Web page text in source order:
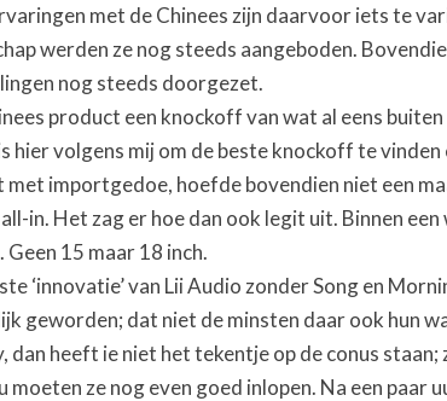
met de Chinees zijn daarvoor iets te
werden ze nog steeds aangeboden.
nog steeds doorgezet.
product een knockoff van wat al eens buiten
hier volgens mij om de beste knockoff te vinden
importgedoe, hoefde bovendien niet een
in. Het zag er hoe dan ook legit uit. Binnen een
15 maar 18 inch.
‘innovatie’ van Lii Audio zonder Song en
geworden; dat niet de minsten daar ook hun
dan heeft ie niet het tekentje op de conus staan;
moeten ze nog even goed inlopen. Na een paar